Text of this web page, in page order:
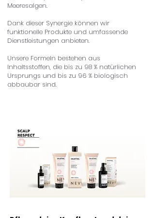
Meeresalgen.
Dank dieser Synergie können wir
funktionelle Produkte und umfassende
Dienstleistungen anbieten.
Unsere Formeln bestehen aus
Inhaltsstoffen, die bis zu 98 % natürlichen
Ursprungs und bis zu 96 % biologisch
abbaubar sind.